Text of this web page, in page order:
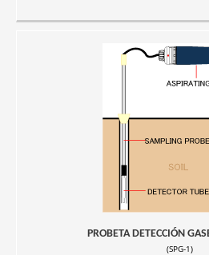
PROBETA DETECCIÓN
(SPG-1)